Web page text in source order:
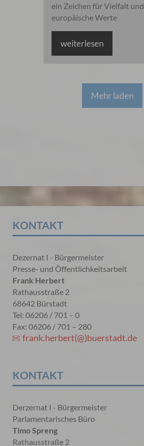
ein Zeichen für Vielfalt und
europäische Werte
weiterlesen
Mehr laden
KONTAKT
Dezernat I - Bürgermeister
Presse- und Öffentlichkeitsarbeit
Frank Herbert
Rathausstraße 2
68642 Bürstadt
Tel: 06206 / 701 – 0
Fax: 06206 / 701 – 280
frank.herbert(@)buerstadt.de
KONTAKT
Derzernat I - Bürgermeister
Parlamentarisches Büro
Timo Spreng
Rathausstraße 2